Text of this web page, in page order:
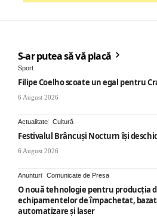
S-ar putea să vă placă
Sport
Filipe Coelho scoate un egal pentru
6 August 2026
Actualitate Cultură
Festivalul Brâncuși Nocturn își
6 August 2026
Anunturi Comunicate de Presa
O nouă tehnologie pentru producția
echipamentelor de împachetat,
automatizare și laser